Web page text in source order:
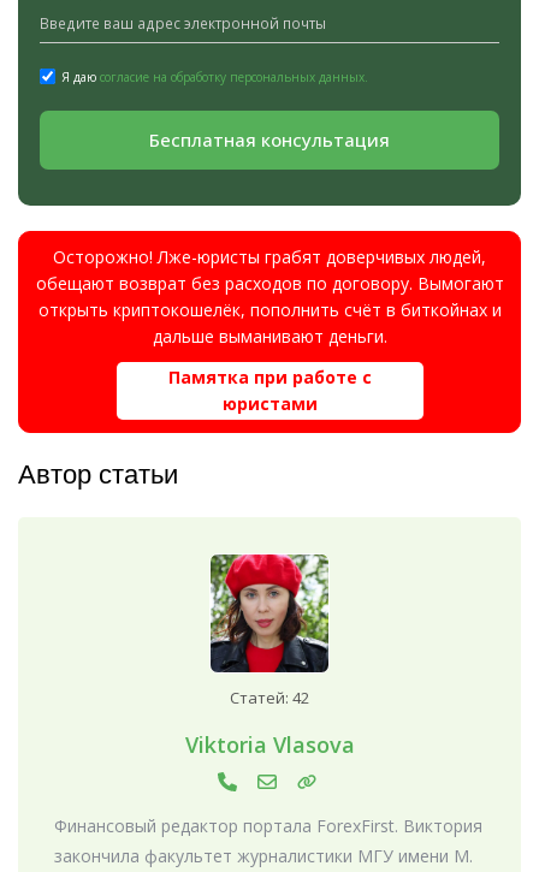
Я даю согласие на обработку персональных данных.
Бесплатная консультация
Осторожно! Лже-юристы грабят доверчивых людей,
обещают возврат без расходов по договору. Вымогают
открыть криптокошелёк, пополнить счёт в биткойнах и
дальше выманивают деньги.
Памятка при работе с
юристами
Автор статьи
Статей: 42
Viktoria Vlasova
Финансовый редактор портала ForexFirst. Виктория
закончила факультет журналистики МГУ имени М.